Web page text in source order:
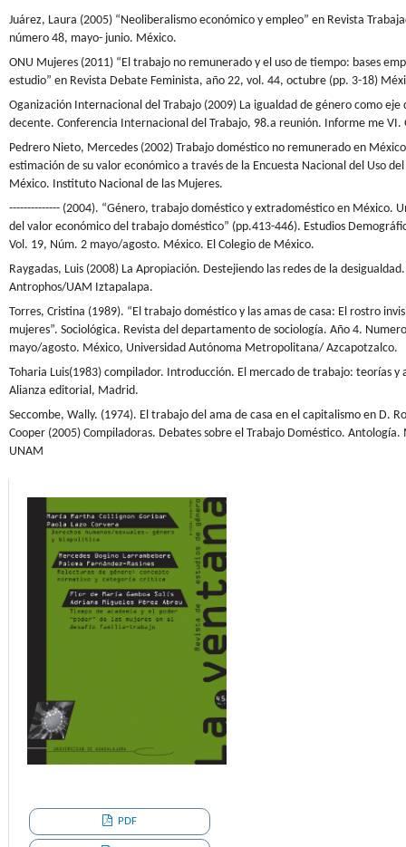
Juárez, Laura (2005) “Neoliberalismo económico y empleo” en Revista
número 48, mayo- junio. México.
ONU Mujeres (2011) “El trabajo no remunerado y el uso de tiempo: bases
estudio” en Revista Debate Feminista, año 22, vol. 44, octubre (pp. 3-18)
Oganización Internacional del Trabajo (2009) La igualdad de género como eje
decente. Conferencia Internacional del Trabajo, 98.a reunión. Informe me VI.
Pedrero Nieto, Mercedes (2002) Trabajo doméstico no remunerado en
estimación de su valor económico a través de la Encuesta Nacional del Uso
México. Instituto Nacional de las Mujeres.
-------------- (2004). “Género, trabajo doméstico y extradoméstico en México.
del valor económico del trabajo doméstico” (pp.413-446). Estudios
Vol. 19, Núm. 2 mayo/agosto. México. El Colegio de México.
Raygadas, Luis (2008) La Apropiación. Destejiendo las redes de la
Antrophos/UAM Iztapalapa.
Torres, Cristina (1989). “El trabajo doméstico y las amas de casa: El rostro
mujeres”. Sociológica. Revista del departamento de sociología. Año 4.
mayo/agosto. México, Universidad Autónoma Metropolitana/ Azcapotzalco.
Toharia Luis(1983) compilador. Introducción. El mercado de trabajo: teorías y
Alianza editorial, Madrid.
Seccombe, Wally. (1974). El trabajo del ama de casa en el capitalismo en D.
Cooper (2005) Compiladoras. Debates sobre el Trabajo Doméstico. Antología.
UNAM
PDF